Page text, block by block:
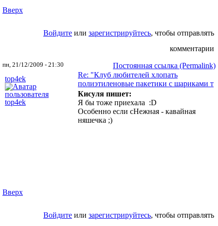
Вверх
Войдите или зарегистрируйтесь, чтобы отправлять
комментарии
пн, 21/12/2009 - 21:30
Постоянная ссылка (Permalink)
top4ek
Re: "Клуб любителей хлопать
полиэтиленовые пакетики с шариками т
Кисуля пишет:
Я бы тоже приехала :D
Особенно если сНежная - кавайная
няшечка ;)
Вверх
Войдите или зарегистрируйтесь, чтобы отправлять